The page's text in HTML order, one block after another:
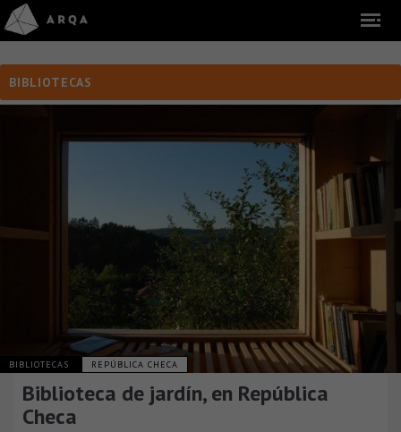
BIBLIOTECAS
BIBLIOTECAS REPÚBLICA CHECA
Biblioteca de jardín, en República
Checa